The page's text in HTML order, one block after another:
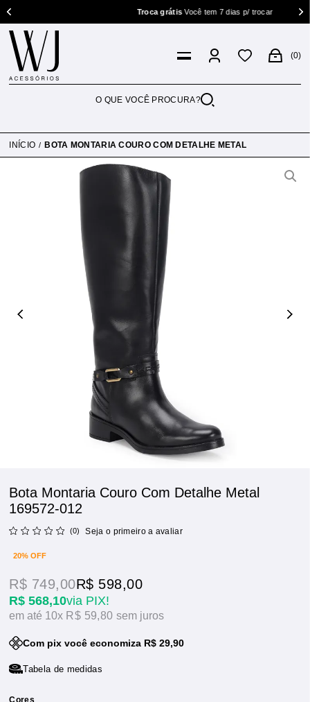
Troca grátisVocê tem 7 dias p/ trocar
0
INÍCIO BOTA MONTARIA COURO COM DETALHE METAL
Bota Montaria Couro Com Detalhe Metal
169572-012
(0) Seja o primeiro a avaliar
20% OFF
R$ 568,10via PIX!
R$ 749,00R$ 598,00
10x R$ 59,80sem juros
Com pix você economiza R$ 29,90
Tabela de medidas